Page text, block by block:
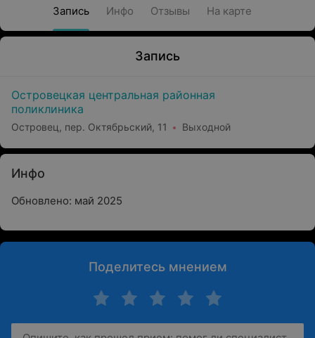
Запись Инфо Отзывы На карте
Запись
Островецкая центральная районная
поликлиника
Островец, пер. Октябрьский, 11 Выходной
Инфо
Обновлено: май 2025
Поделитесь мнением